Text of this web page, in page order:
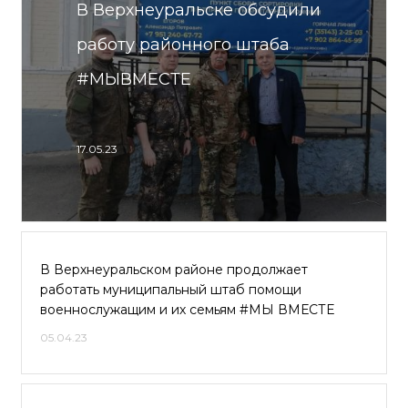
В Верхнеуральске обсудили
работу районного штаба
#МЫВМЕСТЕ
17.05.23
В Верхнеуральском районе продолжает
работать муниципальный штаб помощи
военнослужащим и их семьям #МЫ ВМЕСТЕ
05.04.23